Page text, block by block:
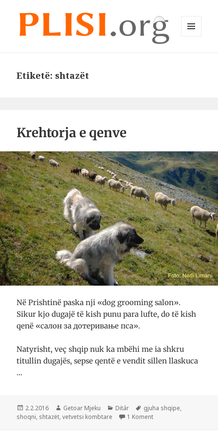
Etiketë: shtazët
Krehtorja e qenve
Në Prishtinë paska nji «dog grooming salon».
Sikur kjo dugajë të kish punu para lufte, do të kish
qenë «салон за дотеривање пса».
Natyrisht, veç shqip nuk ka mbëhi me ia shkru
titullin dugajës, sepse qentë e vendit sillen llaskuca
…
Postuar
më
2.2.2016 Autor
Getoar Mjeku Kategori
Ditár Etiketa
gjuha shqipe,
shoqni, shtazët,vetvetsi kombtare 1 Komentte Krehtorja e qenve